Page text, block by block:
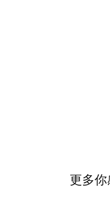
更多